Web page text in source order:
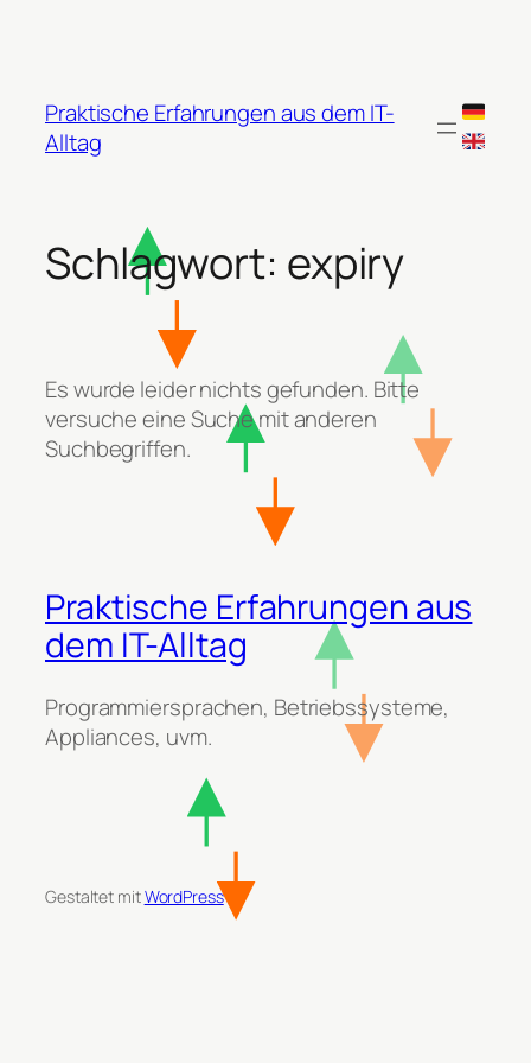
Praktische Erfahrungen aus dem IT-
Alltag
Schlagwort: expiry
Es wurde leider nichts gefunden. Bitte
versuche eine Suche mit anderen
Suchbegriffen.
Praktische Erfahrungen aus
dem IT-Alltag
Programmiersprachen, Betriebssysteme,
Appliances, uvm.
Gestaltet mitWordPress